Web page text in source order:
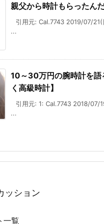
親父から時計もらったん
引用元: Cal.7743 2019/07/21(
...
10～30万円の腕時計を語
く高級時計】
引用元: 1: Cal.7743 2018/07/
...
ッション
一覧